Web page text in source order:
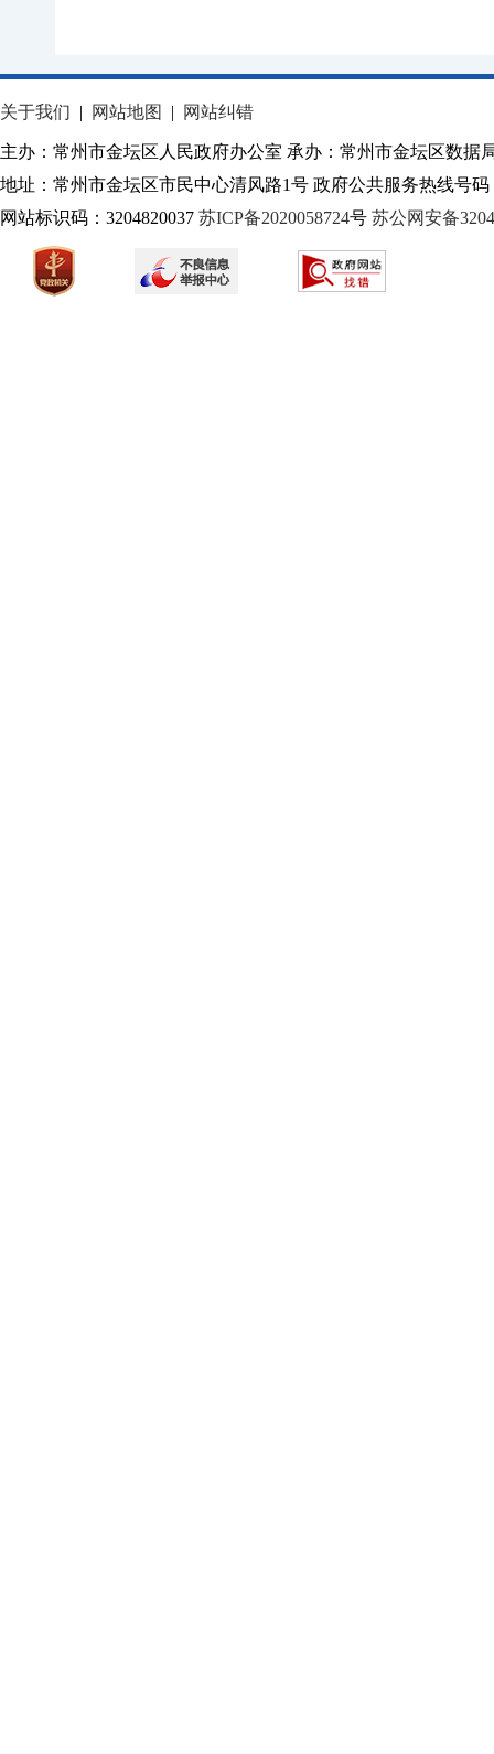
关于我们 | 网站地图 | 网站纠错
主办：常州市金坛区人民政府办公室 承办：常州市金坛区数据
地址：常州市金坛区市民中心清风路1号 政府公共服务热线号码
网站标识码：3204820037 苏ICP备2020058724号 苏公网安备